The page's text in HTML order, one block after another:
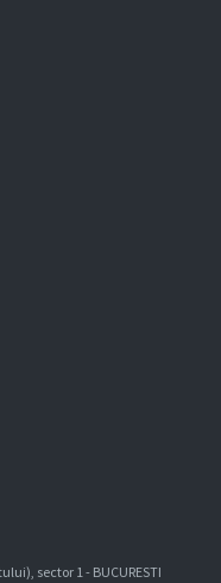
sector 1 - BUCURESTI